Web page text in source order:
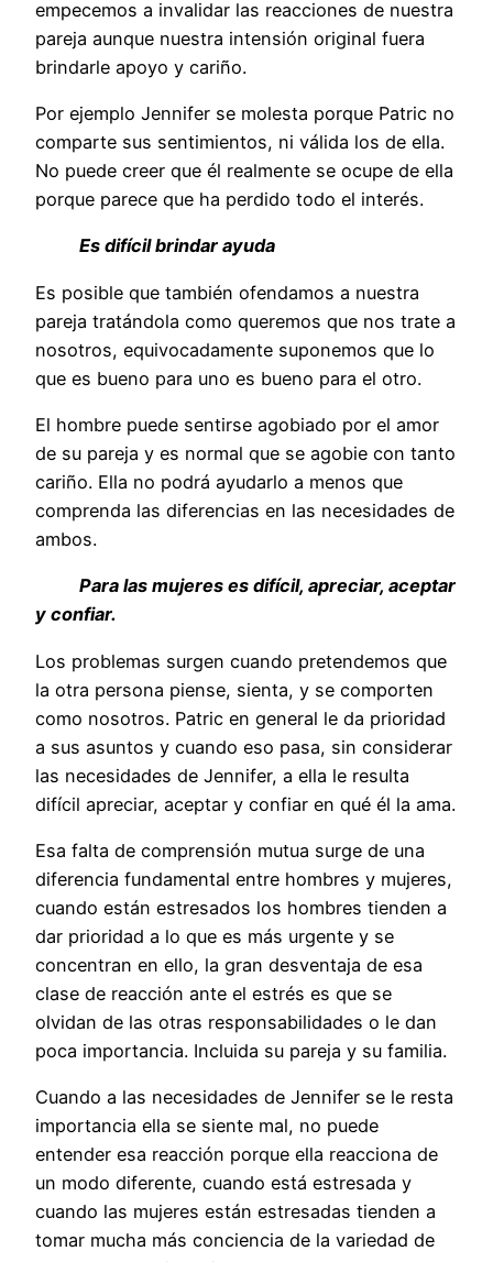
empecemos a invalidar las reacciones de nuestra
pareja aunque nuestra intensión original fuera
brindarle apoyo y cariño.
Por ejemplo Jennifer se molesta porque Patric no
comparte sus sentimientos, ni válida los de ella.
No puede creer que él realmente se ocupe de ella
porque parece que ha perdido todo el interés.
Es difícil brindar ayuda
Es posible que también ofendamos a nuestra
pareja tratándola como queremos que nos trate a
nosotros, equivocadamente suponemos que lo
que es bueno para uno es bueno para el otro.
El hombre puede sentirse agobiado por el amor
de su pareja y es normal que se agobie con tanto
cariño. Ella no podrá ayudarlo a menos que
comprenda las diferencias en las necesidades de
ambos.
Para las mujeres es difícil, apreciar, aceptar
y confiar.
Los problemas surgen cuando pretendemos que
la otra persona piense, sienta, y se comporten
como nosotros. Patric en general le da prioridad
a sus asuntos y cuando eso pasa, sin considerar
las necesidades de Jennifer, a ella le resulta
difícil apreciar, aceptar y confiar en qué él la ama.
Esa falta de comprensión mutua surge de una
diferencia fundamental entre hombres y mujeres,
cuando están estresados los hombres tienden a
dar prioridad a lo que es más urgente y se
concentran en ello, la gran desventaja de esa
clase de reacción ante el estrés es que se
olvidan de las otras responsabilidades o le dan
poca importancia. Incluida su pareja y su familia.
Cuando a las necesidades de Jennifer se le resta
importancia ella se siente mal, no puede
entender esa reacción porque ella reacciona de
un modo diferente, cuando está estresada y
cuando las mujeres están estresadas tienden a
tomar mucha más conciencia de la variedad de